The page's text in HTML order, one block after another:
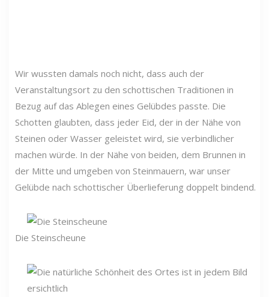
Wir wussten damals noch nicht, dass auch der
Veranstaltungsort zu den schottischen Traditionen in
Bezug auf das Ablegen eines Gelübdes passte. Die
Schotten glaubten, dass jeder Eid, der in der Nähe von
Steinen oder Wasser geleistet wird, sie verbindlicher
machen würde. In der Nähe von beiden, dem Brunnen in
der Mitte und umgeben von Steinmauern, war unser
Gelübde nach schottischer Überlieferung doppelt bindend.
Die Steinscheune